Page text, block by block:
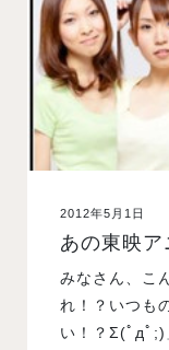
入試案内
学校情報
オープンキャン
訪問者別メニュー
2012年5月1日
あの東映ア
みなさん、こ
れ！？いつも
い！？Σ(ﾟдﾟ;)